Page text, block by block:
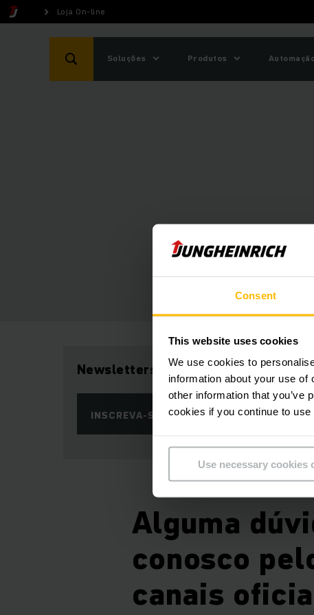
Consent
This website uses cookies
We use cookies to
information about your use
other information that you’ve
cookies if you continue to use
Use necessary cookies
Loja On-line
Soluções Produtos
Newsletters
INSCREVA-SE AGORA
Alguma
conosco
canais